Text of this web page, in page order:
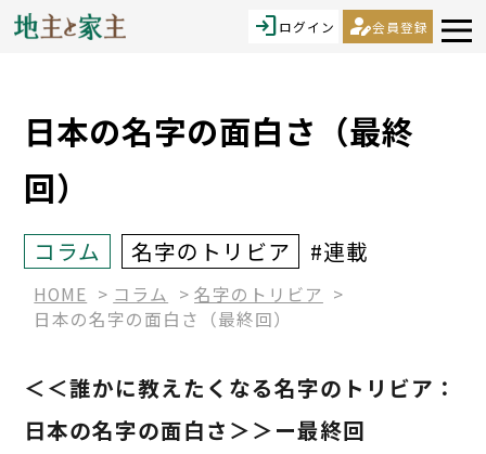
loginログイン person_edit会員登録
日本の名字の面白さ（最終
回）
コラム 名字のトリビア #連載
HOME コラム
名字のトリビア
日本の名字の面白さ（最終回）
＜＜誰かに教えたくなる名字のトリビア：
日本の名字の面白さ＞＞ー最終回